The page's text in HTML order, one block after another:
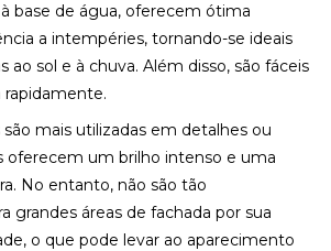
à base de água, oferecem ótima
a intempéries, tornando-se ideais
ao sol e à chuva. Além disso, são fáceis
rapidamente.
mais utilizadas em detalhes ou
oferecem um brilho intenso e uma
No entanto, não são tão
grandes áreas de fachada por sua
o que pode levar ao aparecimento